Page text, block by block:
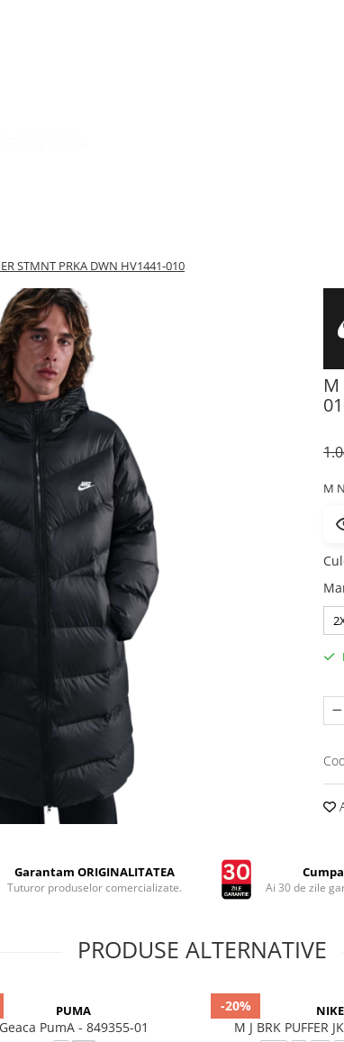
STMNT PRKA DWN HV1441-010
M
M
Garantam ORIGINALITATEA
Tuturor produselor comercializate. Ai 30 de zile
PRODUSE ALTERNATIVE
PUMA
Geaca PumA - 849355-01
-20% NIKE
M J BRK PUFFER